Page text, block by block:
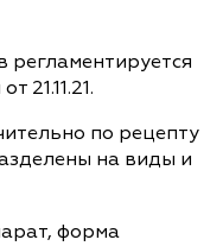
регламентируется
21.11.21.
по рецепту
на виды и
форма